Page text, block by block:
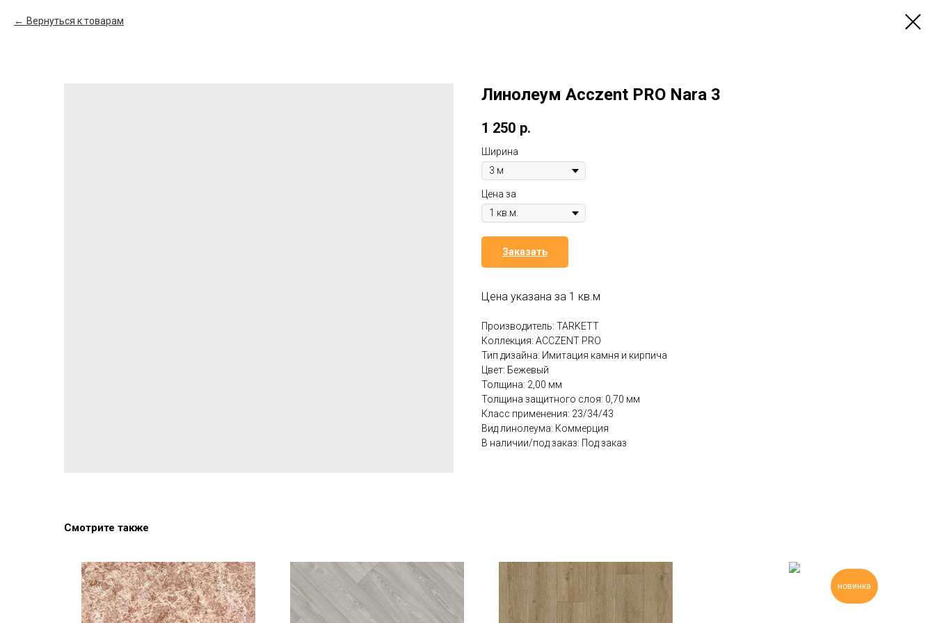
Вернуться к товарам
Линолеум Acczent PRO Nara 3
1 250 р.
Ширина
Цена за
Заказать
Цена указана за 1 кв.м
Производитель: TARKETT
Коллекция: ACCZENT PRO
Тип дизайна: Имитация камня и кирпича
Цвет: Бежевый
Толщина: 2,00 мм
Толщина защитного слоя: 0,70 мм
Класс применения: 23/34/43
Вид линолеума: Коммерция
В наличии/под заказ: Под заказ
Смотрите также
новинка